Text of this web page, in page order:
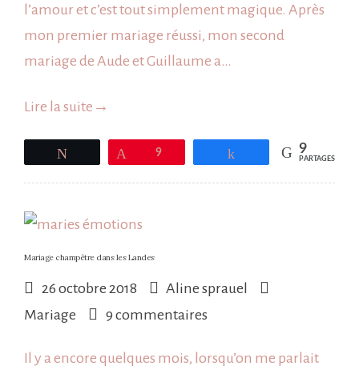
Moliets
dans
les
l’amour et c’est tout simplement magique. Après
mon premier mariage réussi, mon second
mariage de Aude et Guillaume a…
Lire la suite →
Tweetez Épingle
9 Partagez 9
PARTAGES
Mariage champêtre dans les Landes
26 octobre 2018
Aline sprauel
Mariage
9 commentaires
champêtre
Il y a encore quelques mois, lorsqu’on me parlait